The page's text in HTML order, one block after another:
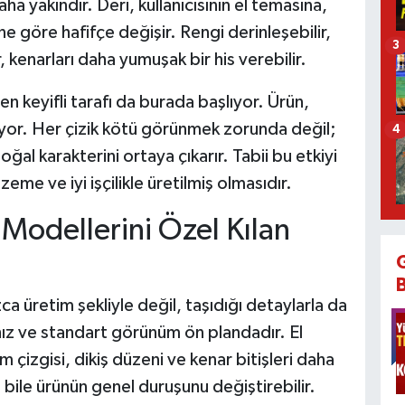
Deri, kullanıcısının el temasına,
göre hafifçe değişir. Rengi derinleşebilir,
daha yumuşak bir his verebilir.
keyifli tarafı da burada başlıyor. Ürün,
Her çizik kötü görünmek zorunda değil;
karakterini ortaya çıkarır. Tabii bu etkiyi
ve iyi işçilikle üretilmiş olmasıdır.
Modellerini Özel Kılan
üretim şekliyle değil, taşıdığı detaylarla da
ve standart görünüm ön plandadır. El
çizgisi, dikiş düzeni ve kenar bitişleri daha
bile ürünün genel duruşunu değiştirebilir.
3
4